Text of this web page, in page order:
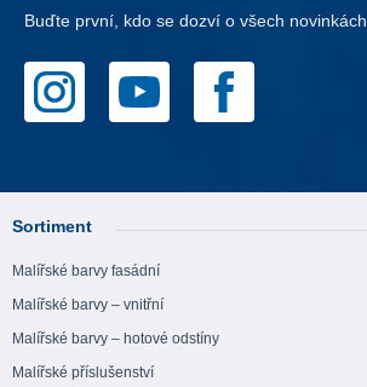
Buďte první, kdo se dozví o všech novinkách.
Sortiment
Malířské barvy fasádní
Malířské barvy – vnitřní
Malířské barvy – hotové odstíny
Malířské příslušenství